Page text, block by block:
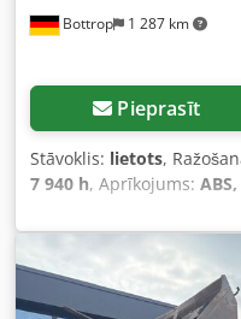
Bottrop 1 287 km
Pieprasīt
Stāvoklis: lietots,
7 940 h, Aprīkojums: